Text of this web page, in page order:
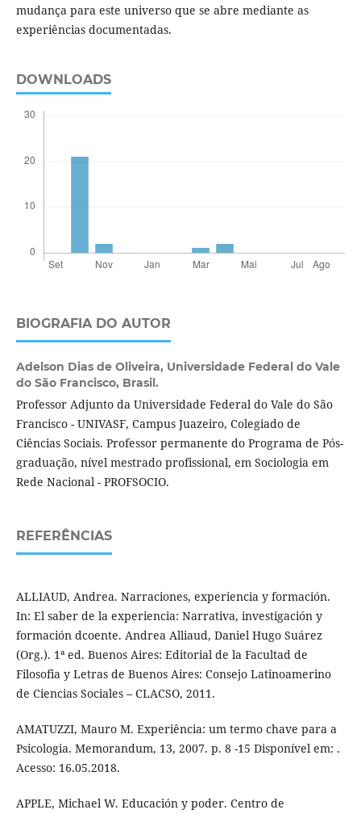
mudança para este universo que se abre mediante as
experiências documentadas.
DOWNLOADS
BIOGRAFIA DO AUTOR
Adelson Dias de Oliveira, Universidade Federal do Vale
do São Francisco, Brasil.
Professor Adjunto da Universidade Federal do Vale do São
Francisco - UNIVASF, Campus Juazeiro, Colegiado de
Ciências Sociais. Professor permanente do Programa de Pós-
graduação, nível mestrado profissional, em Sociologia em
Rede Nacional - PROFSOCIO.
REFERÊNCIAS
ALLIAUD, Andrea. Narraciones, experiencia y formación.
In: El saber de la experiencia: Narrativa, investigación y
formación dcoente. Andrea Alliaud, Daniel Hugo Suárez
(Org.). 1ª ed. Buenos Aires: Editorial de la Facultad de
Filosofia y Letras de Buenos Aires: Consejo Latinoamerino
de Ciencias Sociales – CLACSO, 2011.
AMATUZZI, Mauro M. Experiência: um termo chave para a
Psicologia. Memorandum, 13, 2007. p. 8 -15 Disponível em: .
Acesso: 16.05.2018.
APPLE, Michael W. Educación y poder. Centro de